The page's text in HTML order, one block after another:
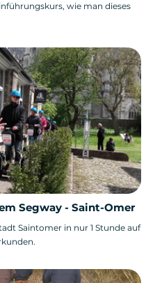
wie man dieses
Segway - Saint-Omer
Saintomer in nur 1 Stunde auf